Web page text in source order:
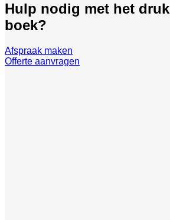
Hulp nodig met het
boek?
Afspraak maken
Offerte aanvragen